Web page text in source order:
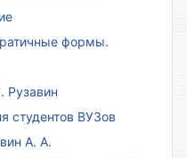
формы.
Рузавин
студентов ВУЗов
А. А.